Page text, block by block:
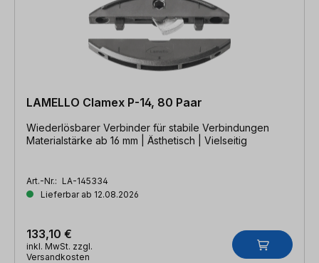
LAMELLO Clamex P-14, 80 Paar
Wiederlösbarer Verbinder für stabile Verbindungen
Materialstärke ab 16 mm | Ästhetisch | Vielseitig
Art.-Nr.: LA-145334
Lieferbar ab 12.08.2026
133,10 €
inkl. MwSt. zzgl.
Versandkosten